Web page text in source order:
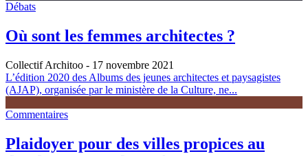
Débats
Où sont les femmes architectes ?
Collectif Architoo - 17 novembre 2021
L’édition 2020 des Albums des jeunes architectes et paysagistes
(AJAP), organisée par le ministère de la Culture, ne...
Commentaires
Plaidoyer pour des villes propices au